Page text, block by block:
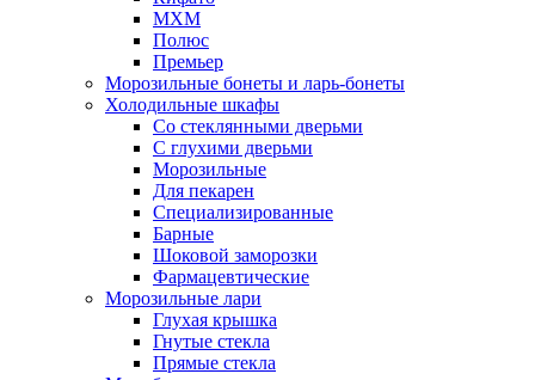
МХМ
Полюс
Премьер
Морозильные бонеты и ларь-бонеты
Холодильные шкафы
Со стеклянными дверьми
С глухими дверьми
Морозильные
Для пекарен
Специализированные
Барные
Шоковой заморозки
Фармацевтические
Морозильные лари
Глухая крышка
Гнутые стекла
Прямые стекла